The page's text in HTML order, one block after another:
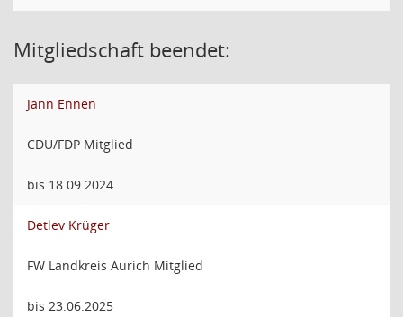
Mitgliedschaft beendet:
Jann Ennen
CDU/FDP Mitglied
bis 18.09.2024
Detlev Krüger
FW Landkreis Aurich Mitglied
bis 23.06.2025